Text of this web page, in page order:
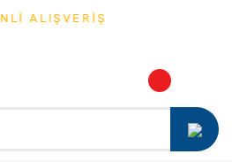
ALIŞVERİŞ